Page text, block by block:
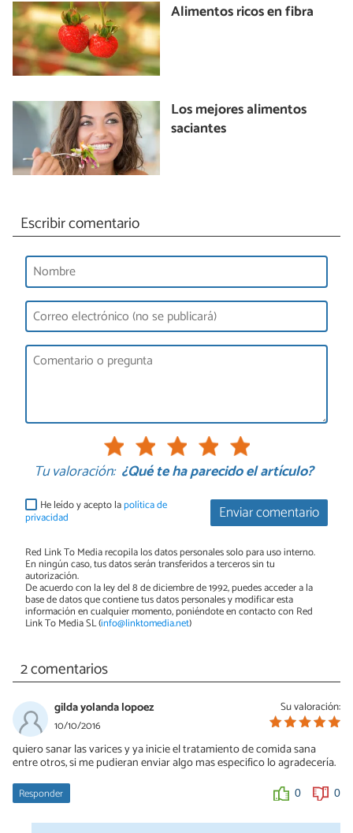
Alimentos ricos en fibra
Los mejores alimentos
saciantes
Escribir comentario
Tu valoración: ¿Qué te ha parecido el artículo?
Enviar comentario
He leído y acepto lapolítica de
privacidad
Red Link To Media recopila los datos personales solo para uso interno.
En ningún caso, tus datos serán transferidos a terceros sin tu
autorización.
De acuerdo con la ley del 8 de diciembre de 1992, puedes acceder a la
base de datos que contiene tus datos personales y modificar esta
información en cualquier momento, poniéndote en contacto con Red
Link To Media SL (info@linktomedia.net)
2 comentarios
Su valoración:
gilda yolanda lopoez
10/10/2016
quiero sanar las varices y ya inicie el tratamiento de comida sana
entre otros, si me pudieran enviar algo mas especifico lo agradecería.
Responder 0 0